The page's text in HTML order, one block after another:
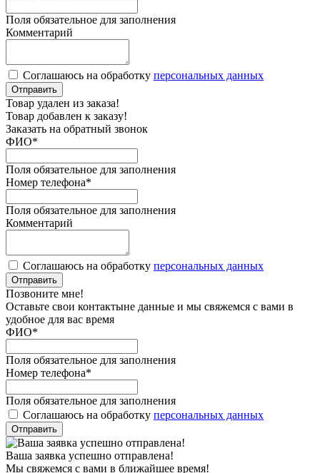
Поля обязательное для заполнения
Комментарий
Соглашаюсь на обработку персональных данных
Отправить
Товар удален из заказа!
Товар добавлен к заказу!
Заказать на обратный звонок
ФИО*
Поля обязательное для заполнения
Номер телефона*
Поля обязательное для заполнения
Комментарий
Соглашаюсь на обработку персональных данных
Отправить
Позвоните мне!
Оставьте свои контактыне данные и мы свяжемся с вами в
удобное для вас время
ФИО*
Поля обязательное для заполнения
Номер телефона*
Поля обязательное для заполнения
Соглашаюсь на обработку персональных данных
Отправить
Ваша заявка успешно отправлена!
Мы свяжемся с вами в ближайшее время!